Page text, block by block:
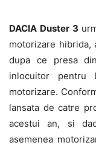
DACIA Duster 3
motorizare
dupa ce presa
inlocuitor pentru
motorizare.
lansata de catre
acestui an, si
asemenea